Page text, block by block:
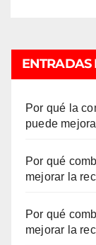
ENTRADAS
Por qué la
puede
Por qué
mejorar la
Por qué
mejorar la